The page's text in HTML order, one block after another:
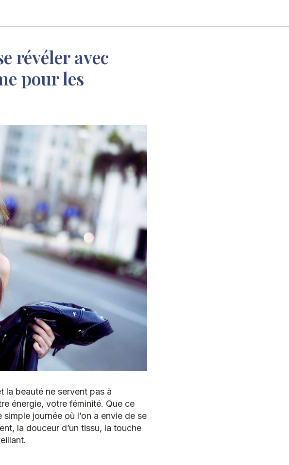
révéler avec
pour les
la beauté ne servent pas à
énergie, votre féminité. Que ce
journée où l’on a envie de se
la douceur d’un tissu, la touche